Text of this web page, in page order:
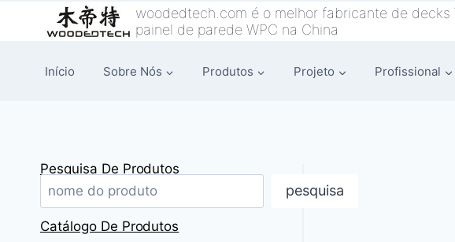
conteúdo
woodedtech.com é o melhor fabricante de decks
painel de parede WPC na China
Início Sobre Nós Produtos Projeto Profissional
Pesquisa De Produtos
pesquisa
Catálogo De Produtos